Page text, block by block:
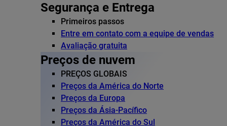
Segurança e Entrega
Primeiros passos
Entre em contato com a equipe de vendas
Avaliação gratuita
Preços de nuvem
PREÇOS GLOBAIS
Preços da América do Norte
Preços da Europa
Preços da Ásia-Pacífico
Preços da América do Sul